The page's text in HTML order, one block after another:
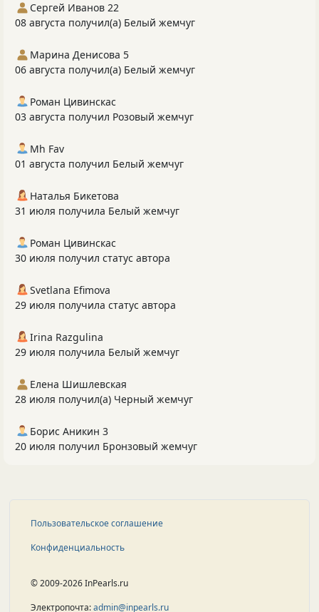
Сергей Иванов 22
08 августа получил(а) Белый жемчуг
Марина Денисова 5
06 августа получил(а) Белый жемчуг
Роман Цивинскас
03 августа получил Розовый жемчуг
Mh Fav
01 августа получил Белый жемчуг
Наталья Бикетова
31 июля получила Белый жемчуг
Роман Цивинскас
30 июля получил статус автора
Svetlana Efimova
29 июля получила статус автора
Irina Razgulina
29 июля получила Белый жемчуг
Елена Шишлевская
28 июля получил(а) Черный жемчуг
Борис Аникин 3
20 июля получил Бронзовый жемчуг
Пользовательское соглашение
Конфиденциальность
© 2009-2026 InPearls.ru
Электропочта:admin@inpearls.ru